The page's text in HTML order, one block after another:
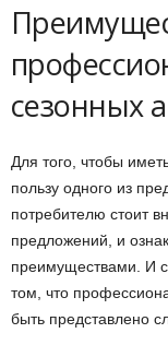
сезонных
Для того, чтобы
пользу одного из
потребителю стоит
предложений, и
преимуществами. И
том, что
быть представлено